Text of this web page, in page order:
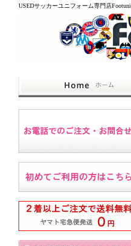
USEDサッカーユニフォーム専門店Footuni